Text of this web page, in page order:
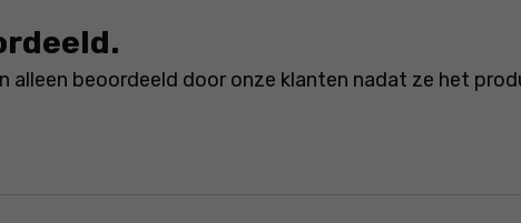
alleen beoordeeld door onze klanten nadat ze het